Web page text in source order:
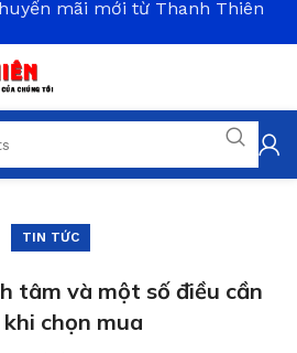
TIN TỨC
tâm và một số điều cần
chọn mua
mãi mới từ Thanh Thiên